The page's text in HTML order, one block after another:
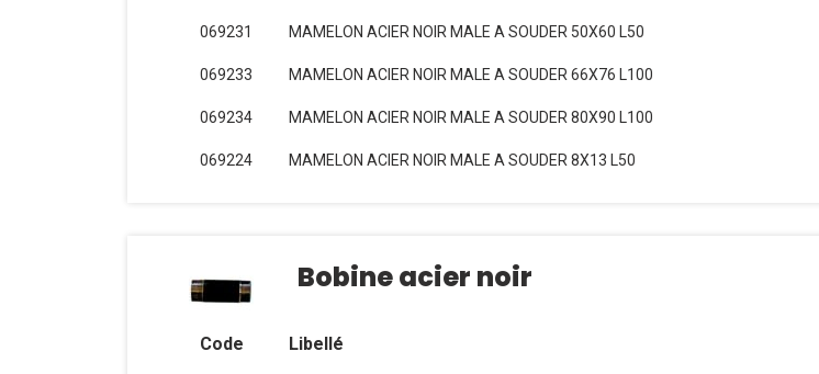
069231 MAMELON ACIER NOIR MALE A SOUDER 50X60 L50
069233 MAMELON ACIER NOIR MALE A SOUDER 66X76 L100
069234 MAMELON ACIER NOIR MALE A SOUDER 80X90 L100
069224 MAMELON ACIER NOIR MALE A SOUDER 8X13 L50
Bobine acier noir
Code Libellé